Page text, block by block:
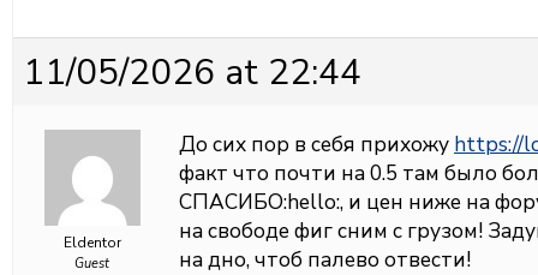
11/05/2026 at 22:44
Eldentor
Guest
До сих пор в себя прихожу https://
факт что почти на 0.5 там было
СПАСИБО:hello:, и цен ниже на
на свободе фиг сним с грузом!
на дно, чтоб палево отвести!